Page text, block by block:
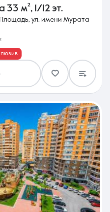
33 м², 1/12 эт.
ул. имени Мурата